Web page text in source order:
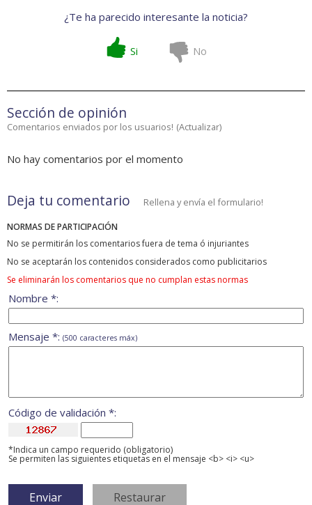
¿Te ha parecido interesante la noticia?
Si No
Sección de opinión
Comentarios enviados por los usuarios! (Actualizar)
No hay comentarios por el momento
Deja tu comentario Rellena y envía el formulario!
NORMAS DE PARTICIPACIÓN
No se permitirán los comentarios fuera de tema ó injuriantes
No se aceptarán los contenidos considerados como publicitarios
Se eliminarán los comentarios que no cumplan estas normas
Nombre *:
Mensaje *: (500 caracteres máx)
Código de validación *:
*Indica un campo requerido (obligatorio)
Se permiten las siguientes etiquetas en el mensaje <b> <i> <u>